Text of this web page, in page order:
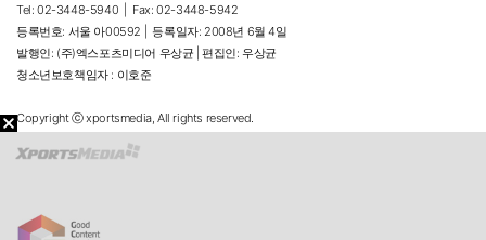
Tel: 02-3448-5940 |
Fax: 02-3448-5942
등록번호: 서울 아00592 |
등록일자: 2008년 6월 4일
발행인: (주)엑스포츠미디어 우상균 | 편집인: 우상균
청소년보호책임자 : 이호준
Copyright ⓒ xportsmedia, All rights reserved.